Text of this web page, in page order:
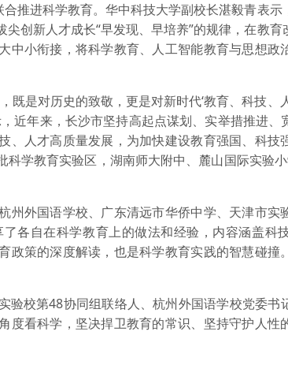
推进科学教育。华中科技大学副校长湛毅青表
创新人才成长“早发现、早培养”的规律，在教
中小衔接，将科学教育、人工智能教育与思想政
是对历史的致敬，更是对新时代‘教育、科技、
近年来，长沙市坚持高起点谋划、实举措推进
人才高质量发展，为加快建设教育强国、科技
学教育实验区，湖南师大附中、麓山国际实验
外国语学校、广东清远市华侨中学、天津市实
各自在科学教育上的做法和经验，内容涵盖科
政策的深度解读，也是科学教育实践的智慧碰撞
校第48协同组联络人、杭州外国语学校党委书
度看科学，坚决捍卫教育的常识、坚持守护人性